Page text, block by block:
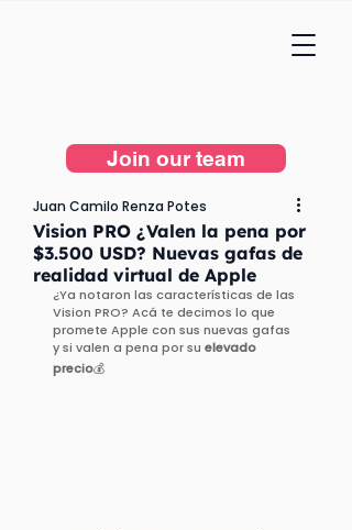
Join our team
Vision PRO ¿Valen la pena por
$3.500 USD? Nuevas gafas de
realidad virtual de Apple
Juan Camilo Renza Potes
¿Ya notaron las características de las
Vision PRO? Acá te decimos lo que
promete Apple con sus nuevas gafas
y si valen a pena por su elevado
precio💰